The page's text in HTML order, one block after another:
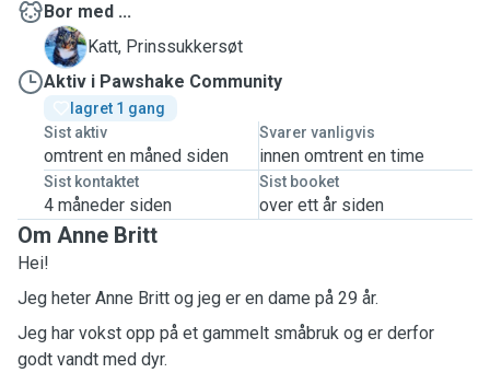
Bor med ...
P
Katt, Prinssukkersøt
Aktiv i Pawshake Community
lagret 1 gang
Sist aktiv
omtrent en måned siden
Svarer vanligvis
innen omtrent en time
Sist kontaktet
4 måneder siden
Sist booket
over ett år siden
Om Anne Britt
Hei!
Jeg heter Anne Britt og jeg er en dame på 29 år.
Jeg har vokst opp på et gammelt småbruk og er derfor
godt vandt med dyr.